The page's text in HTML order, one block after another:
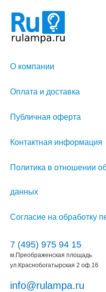
О компании
Оплата и доставка
Публичная оферта
Контактная информация
Политика в отношении
данных
Согласие на обработку
7 (495) 975 94 15
м.Преображенская площадь
ул.Краснобогатырская 2 оф.16
info@rulampa.ru